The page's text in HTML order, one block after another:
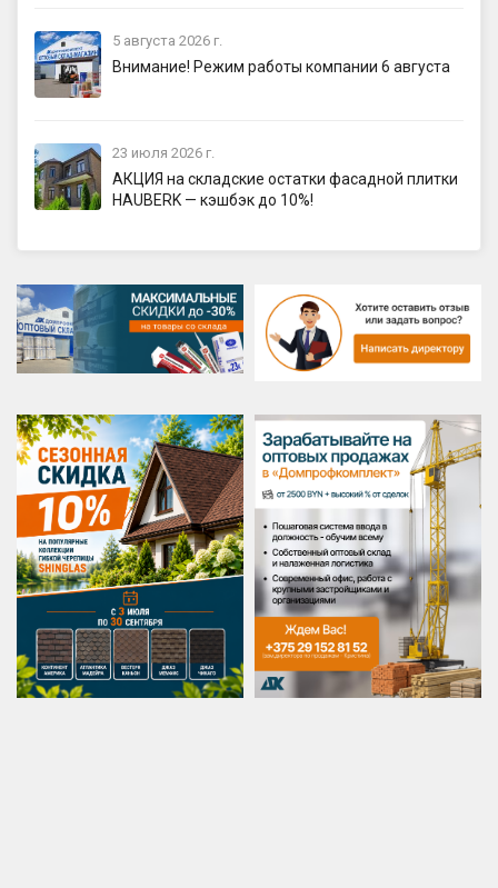
5 августа 2026 г.
Внимание! Режим работы компании 6 августа
23 июля 2026 г.
АКЦИЯ на складские остатки фасадной плитки
HAUBERK — кэшбэк до 10%!